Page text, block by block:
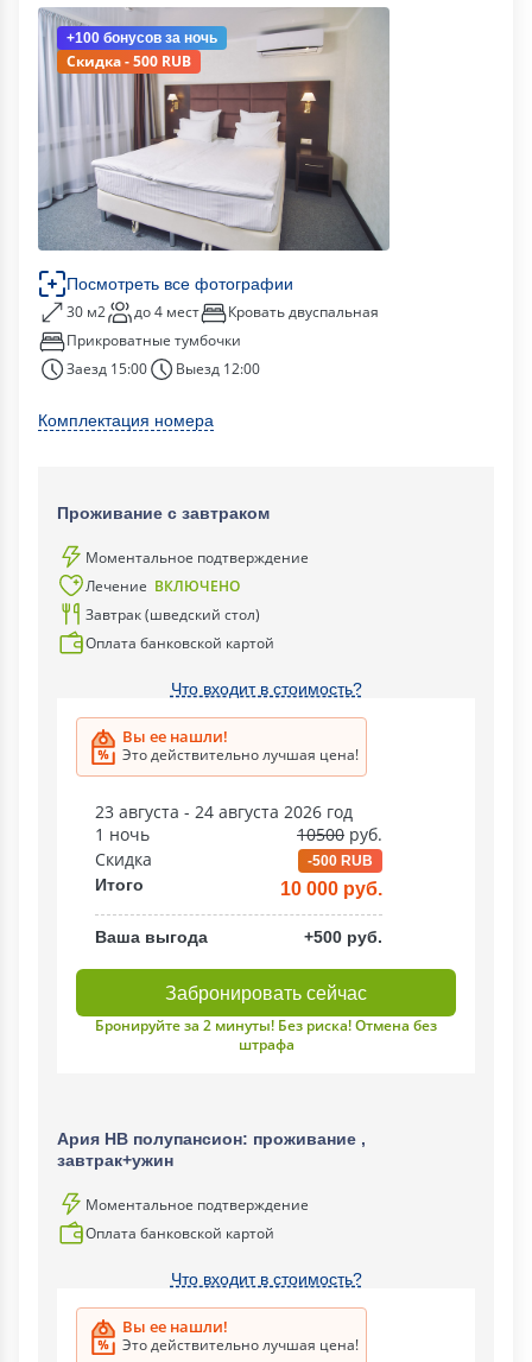
+100 бонусов за ночь
Скидка - 500 RUB
Посмотреть все фотографии
30 м2 до 4 мест
Кровать двуспальная
Прикроватные тумбочки
Заезд 15:00
Выезд 12:00
Комплектация номера
Проживание с завтраком
Моментальное подтверждение
Лечение ВКЛЮЧЕНО
Завтрак (шведский стол)
Оплата банковской картой
Что входит в стоимость?
Вы ее нашли!
Это действительно лучшая цена!
23 августа - 24 августа 2026 год
1 ночь
10500 руб.
Скидка
-500 RUB
Итого 10 000 руб.
Ваша выгода +500 руб.
Забронировать сейчас
Бронируйте за 2 минуты! Без риска! Отмена без
штрафа
Ария НВ полупансион: проживание ,
завтрак+ужин
Моментальное подтверждение
Оплата банковской картой
Что входит в стоимость?
Вы ее нашли!
Это действительно лучшая цена!